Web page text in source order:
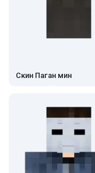
Скин Паган мин